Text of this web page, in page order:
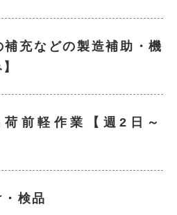
補充などの製造補助・機
前軽作業【週2日～
検品